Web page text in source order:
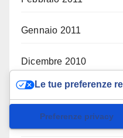
Gennaio 2011
Dicembre 2010
Novembre 2010
Le tue preferenze
Informativa sulla raccolta